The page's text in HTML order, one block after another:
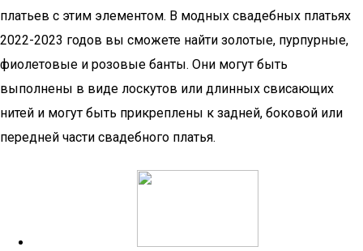
платьев с этим элементом. В модных свадебных платьях
2022-2023 годов вы сможете найти золотые, пурпурные,
фиолетовые и розовые банты. Они могут быть
выполнены в виде лоскутов или длинных свисающих
нитей и могут быть прикреплены к задней, боковой или
передней части свадебного платья.